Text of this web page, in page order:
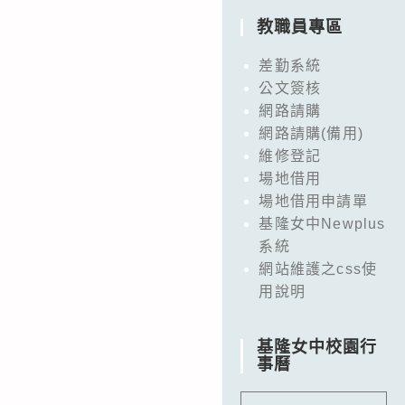
教職員專區
差勤系統
公文簽核
網路請購
網路請購(備用)
維修登記
場地借用
場地借用申請單
基隆女中Newplus
系統
網站維護之css使
用說明
基隆女中校園行
事曆